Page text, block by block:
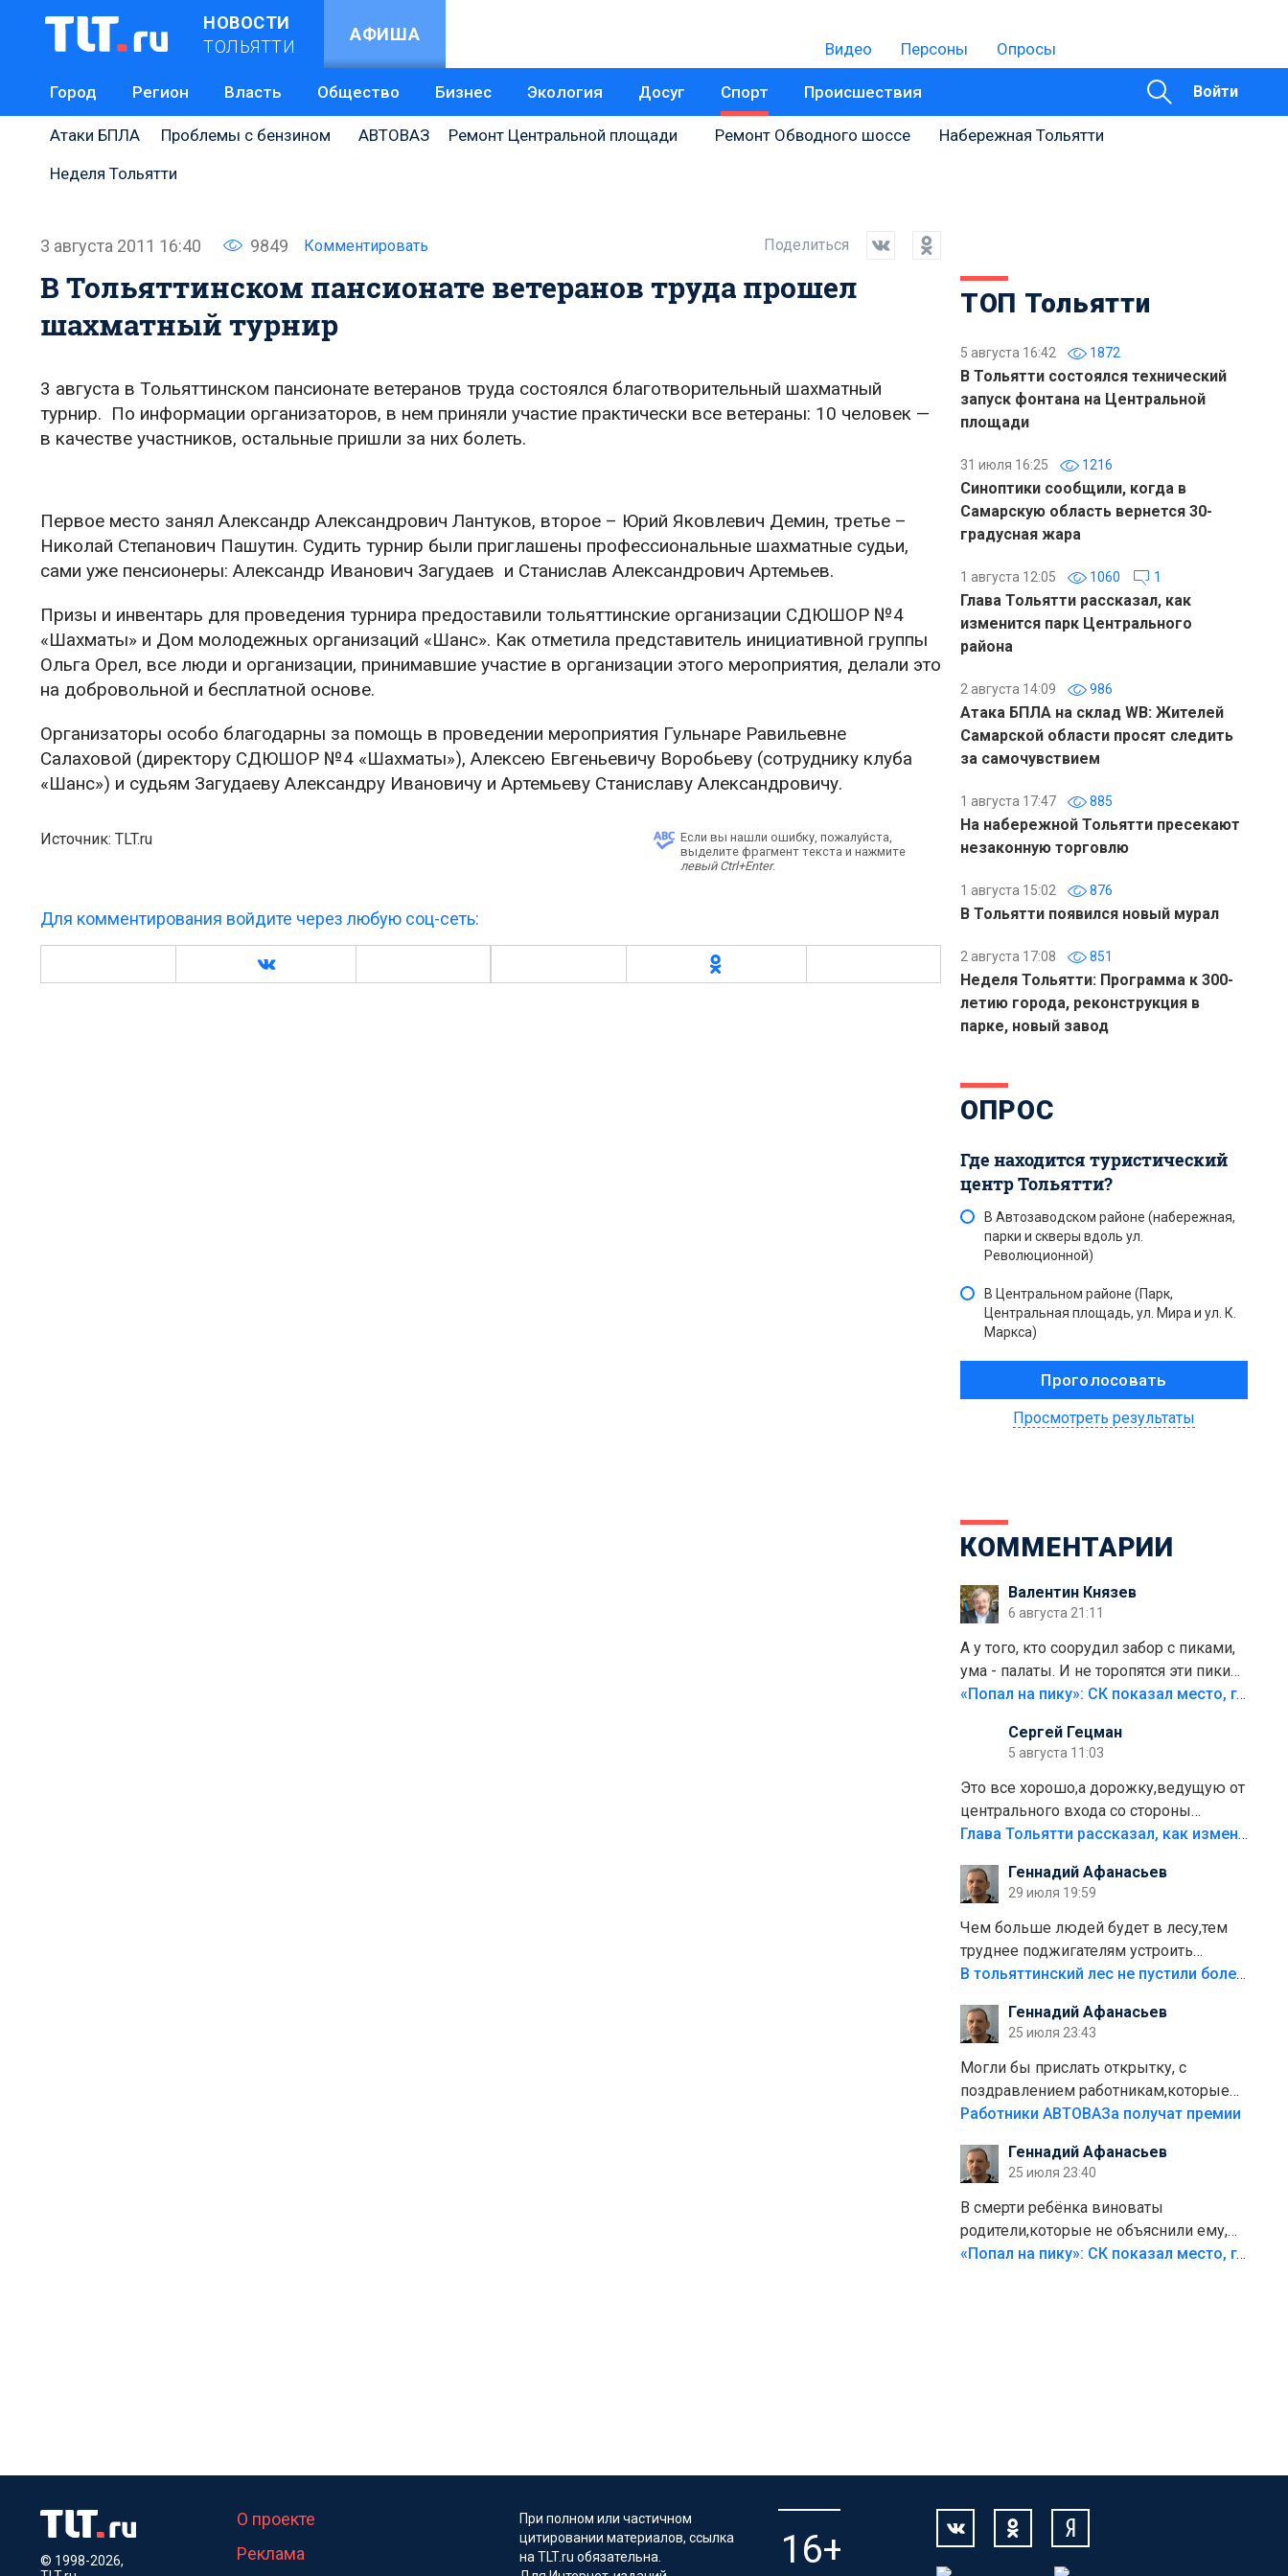
НОВОСТИ
ТОЛЬЯТТИ
АФИША
Видео Персоны Опросы
Город Регион Власть Общество Бизнес Экология Досуг Спорт Происшествия Войти
Атаки БПЛА Проблемы с бензином АВТОВАЗ Ремонт Центральной площади Ремонт Обводного шоссе
Набережная Тольятти
Неделя Тольятти
3 августа 2011 16:40 9849 Комментировать Поделиться
В Тольяттинском пансионате ветеранов труда прошел
шахматный турнир
3 августа в Тольяттинском пансионате ветеранов труда состоялся благотворительный шахматный
турнир. По информации организаторов, в нем приняли участие практически все ветераны: 10 человек —
в качестве участников, остальные пришли за них болеть.
Первое место занял Александр Александрович Лантуков, второе – Юрий Яковлевич Демин, третье –
Николай Степанович Пашутин. Судить турнир были приглашены профессиональные шахматные судьи,
сами уже пенсионеры: Александр Иванович Загудаев и Станислав Александрович Артемьев.
Призы и инвентарь для проведения турнира предоставили тольяттинские организации СДЮШОР №4
«Шахматы» и Дом молодежных организаций «Шанс». Как отметила представитель инициативной группы
Ольга Орел, все люди и организации, принимавшие участие в организации этого мероприятия, делали это
на добровольной и бесплатной основе.
Организаторы особо благодарны за помощь в проведении мероприятия Гульнаре Равильевне
Салаховой (директору СДЮШОР №4 «Шахматы»), Алексею Евгеньевичу Воробьеву (сотруднику клуба
«Шанс») и судьям Загудаеву Александру Ивановичу и Артемьеву Станиславу Александровичу.
Источник: TLT.ru
Если вы нашли ошибку, пожалуйста,
выделите фрагмент текста и нажмите
левый Ctrl+Enter.
Для комментирования войдите через любую соц-сеть:
ТОП Тольятти
5 августа 16:42 1872
В Тольятти состоялся технический
запуск фонтана на Центральной
площади
31 июля 16:25 1216
Синоптики сообщили, когда в
Самарскую область вернется 30-
градусная жара
1 августа 12:05 1060 1
Глава Тольятти рассказал, как
изменится парк Центрального
района
2 августа 14:09 986
Атака БПЛА на склад WB: Жителей
Самарской области просят следить
за самочувствием
1 августа 17:47 885
На набережной Тольятти пресекают
незаконную торговлю
1 августа 15:02 876
В Тольятти появился новый мурал
2 августа 17:08 851
Неделя Тольятти: Программа к 300-
летию города, реконструкция в
парке, новый завод
ОПРОС
Где находится туристический
центр Тольятти?
В Автозаводском районе (набережная,
парки и скверы вдоль ул.
Революционной)
В Центральном районе (Парк,
Центральная площадь, ул. Мира и ул. К.
Маркса)
Просмотреть результаты
КОММЕНТАРИИ
Валентин Князев
6 августа 21:11
А у того, кто соорудил забор с пиками,
ума - палаты. И не торопятся эти пики
срезать
«Попал на пику»: СК показал место, где был смертельно травмирован ребенок в Тольятти
Сергей Гецман
5 августа 11:03
Это все хорошо,а дорожку,ведущую от
центрального входа со стороны
кафе"Мираж" к аттракционам слабо
плитки не хватило,т.к.осенью и зимой
лежала в парке и испортилась.Да
еще,видимо,часть украли.
Глава Тольятти рассказал, как изменится парк Центрального района
Геннадий Афанасьев
29 июля 19:59
Чем больше людей будет в лесу,тем
труднее поджигателям устроить
пожар.Тех кто разводит костры,тех
полно стоит,почему водители всё
равно едут в лес? Штрафы мизерные.
В тольяттинский лес не пустили более тысячи автомобилей
Геннадий Афанасьев
25 июля 23:43
Могли бы прислать открытку, с
поздравлением работникам,которые
больше сорока лет отработали на
Работники АВТОВАЗа получат премии
Геннадий Афанасьев
25 июля 23:40
В смерти ребёнка виноваты
родители,которые не объяснили ему,
что такое хорошо и что такое плохо!
«Попал на пику»: СК показал место, где был смертельно травмирован ребенок в Тольятти
© 1998-2026,
О проекте
Реклама
При полном или частичном
цитировании материалов, ссылка
на TLT.ru обязательна.